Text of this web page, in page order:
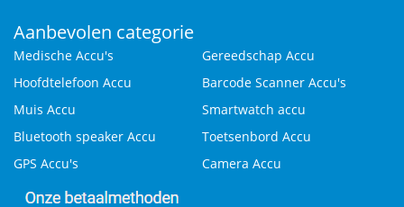
Aanbevolen categorie
Medische Accu's
Gereedschap Accu
Hoofdtelefoon Accu
Barcode Scanner Accu's
Muis Accu
Smartwatch accu
Bluetooth speaker Accu
Toetsenbord Accu
GPS Accu's
Camera Accu